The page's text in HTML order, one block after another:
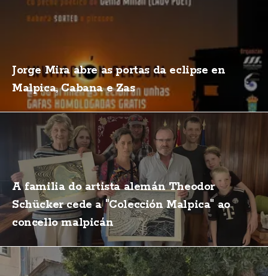
Jorge Mira abre as portas da eclipse en
Malpica, Cabana e Zas
A familia do artista alemán Theodor
Schücker cede a "Colección Malpica" ao
concello malpicán